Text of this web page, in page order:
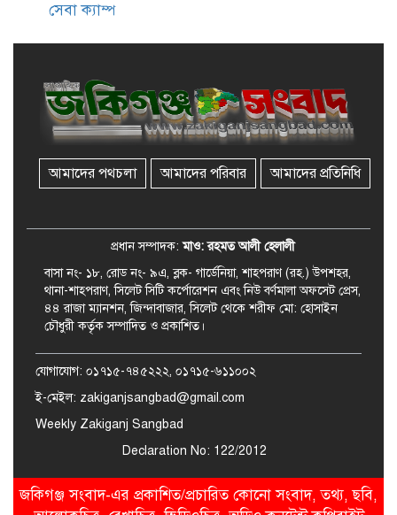
সাবেক এমপি হাফিজ আহমদ
ভাতা পেতে টাকা লাগে না, জকিগঞ্জে
সমাজসেবা কর্মকর্তার গুরুত্বপূর্ণ বার্তা
সেবা ক্যাম্প
আমাদের পথচলা আমাদের পরিবার আমাদের প্রতিনিধি
প্রধান সম্পাদক:মাও: রহমত আলী হেলালী
বাসা নং- ১৮, রোড নং- ৯এ, ব্লক- গার্ডেনিয়া, শাহপরাণ (রহ.) উপশহর,
থানা-শাহপরাণ, সিলেট সিটি কর্পোরেশন এবং নিউ বর্ণমালা অফসেট প্রেস,
৪৪ রাজা ম্যানশন, জিন্দাবাজার, সিলেট থেকে শরীফ মো: হোসাইন
চৌধুরী কর্তৃক সম্পাদিত ও প্রকাশিত।
যোগাযোগ: ০১৭১৫-৭৪৫২২২, ০১৭১৫-৬১১০০২
ই-মেইল: zakiganjsangbad@gmail.com
Weekly Zakiganj Sangbad
Declaration No: 122/2012
জকিগঞ্জ সংবাদ-এর প্রকাশিত/প্রচারিত কোনো সংবাদ, তথ্য, ছবি,